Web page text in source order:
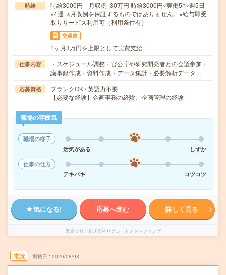
時給
時給3000円 月収例 30万円 時給3000円×実働5h×週5日
×4週 ※月収例を保証するものではありません。※給与即受
取りサービス利用可（利用条件有）
交通費
1ヶ月3万円を上限として実費支給
仕事内容
・スケジュール調整・官公庁や研究開発者との会議参加・
議事録作成・資料作成・データ集計・必要解析データ…
応募資格
ブランクOK / 英語力不要
【必要な経験】企画事務の経験、企画管理の経験
職場の雰囲気
職場の様子
活気がある
しずか
仕事の仕方
テキパキ
コツコツ
気になる! 応募へ進む 詳しく見る
派遣会社 株式会社リクルートスタッフィング
未読 掲載日 2026/08/08